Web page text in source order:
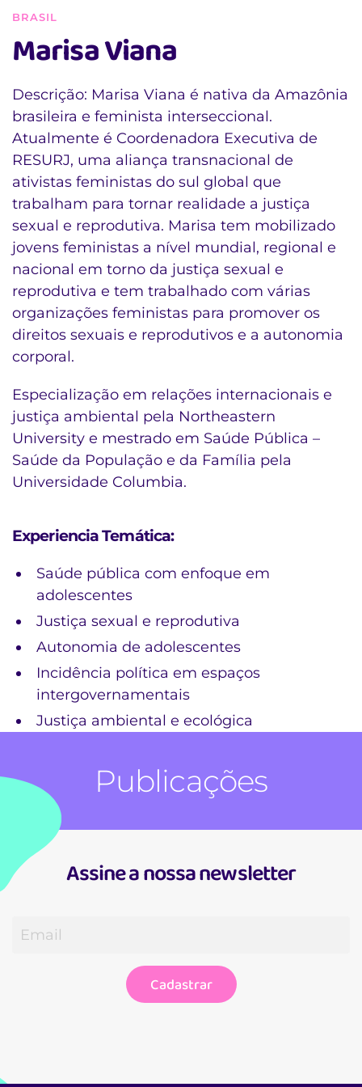
BRASIL
Marisa Viana
Descrição: Marisa Viana é nativa da Amazônia
brasileira e feminista interseccional.
Atualmente é Coordenadora Executiva de
RESURJ, uma aliança transnacional de
ativistas feministas do sul global que
trabalham para tornar realidade a justiça
sexual e reprodutiva. Marisa tem mobilizado
jovens feministas a nível mundial, regional e
nacional em torno da justiça sexual e
reprodutiva e tem trabalhado com várias
organizações feministas para promover os
direitos sexuais e reprodutivos e a autonomia
corporal.
Especialização em relações internacionais e
justiça ambiental pela Northeastern
University e mestrado em Saúde Pública –
Saúde da População e da Família pela
Universidade Columbia.
Experiencia Temática:
Saúde pública com enfoque em
adolescentes
Justiça sexual e reprodutiva
Autonomia de adolescentes
Incidência política em espaços
intergovernamentais
Justiça ambiental e ecológica
Publicações
Assine a nossa newsletter
Cadastrar